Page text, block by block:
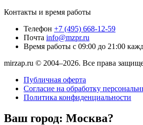
Контакты и время работы
Телефон +7 (495) 668-12-59
Почта info@mzpr.ru
Время работы с 09:00 до 21:00
mirzap.ru © 2004–2026. Все права
Публичная оферта
Согласие на обработку
Политика конфиденциальности
Ваш город: Москва?